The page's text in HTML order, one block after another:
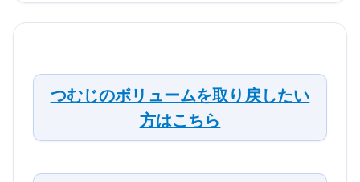
つむじのボリュームを取り戻したい
方はこちら